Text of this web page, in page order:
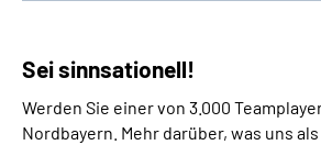
Sei sinnsationell!
Werden Sie einer von 3.000
Nordbayern. Mehr darüber, was uns